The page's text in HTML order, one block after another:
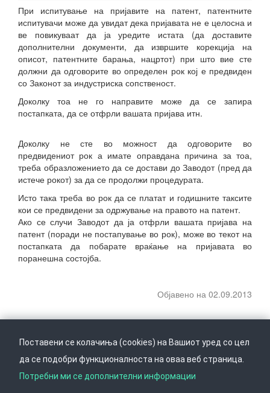
При испитување на пријавите на патент, патентните
испитувачи може да увидат дека пријавата не е целосна и
ве повикуваат да ја уредите истата (да доставите
дополнителни документи, да извршите корекција на
описот, патентните барања, нацртот) при што вие сте
должни да одговорите во определен рок кој е предвиден
со Законот за индустриска сопственост.
Доколку тоа не го направите може да се запира
постапката, да се отфрли вашата пријава итн.
Доколку не сте во можност да одговорите во
предвидениот рок а имате оправдана причина за тоа,
треба образложението да се достави до Заводот (пред да
истече рокот) за да се продолжи процедурата.
Исто така треба во рок да се платат и годишните таксите
кои се предвидени за одржување на правото на патент.
Ако се случи Заводот да ја отфрли вашата пријава на
патент (поради не постапување во рок), може во текот на
постапката да побарате враќање на пријавата во
поранешна состојба.
Објавено на 02.09.2013
Врати се горе Следете не на
Поставени се колачиња (cookies) на Вашиот уред со цел
да се подобри функционалноста на оваа веб страница.
Потребни ми се дополнителни информации